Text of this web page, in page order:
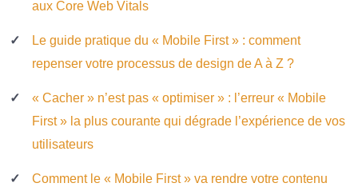
aux Core Web Vitals
Le guide pratique du « Mobile First » : comment
repenser votre processus de design de A à Z ?
« Cacher » n’est pas « optimiser » : l’erreur « Mobile
First » la plus courante qui dégrade l’expérience de vos
utilisateurs
Comment le « Mobile First » va rendre votre contenu